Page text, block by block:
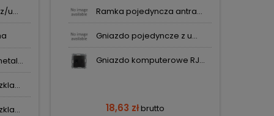
u... Ramka pojedyncza antra...
Gniazdo pojedyncze z u...
Gniazdo komputerowe RJ...
18,63 złbrutto